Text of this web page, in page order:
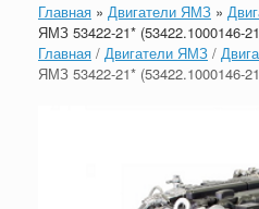
Главная » Двигатели ЯМЗ »
ЯМЗ 53422-21* (53422.1000146-
Главная / Двигатели ЯМЗ /
ЯМЗ 53422-21* (53422.1000146-